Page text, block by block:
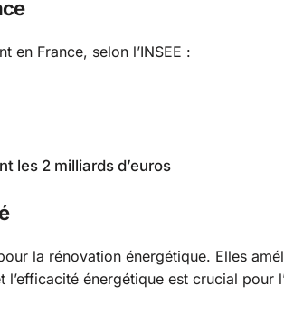
en France, selon l’INSEE :
les 2 milliards d’euros
la rénovation énergétique. Elles
énergétique est crucial pour